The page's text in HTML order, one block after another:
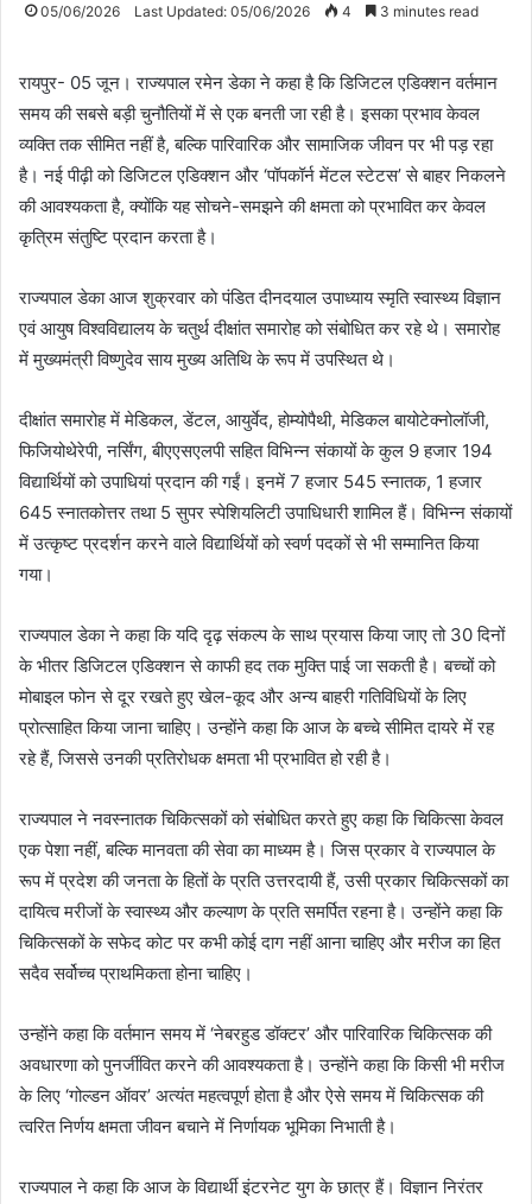
05/06/2026 Last Updated: 05/06/2026 4 3 minutes read
रायपुर- 05 जून। राज्यपाल रमेन डेका ने कहा है कि डिजिटल एडिक्शन वर्तमान
समय की सबसे बड़ी चुनौतियों में से एक बनती जा रही है। इसका प्रभाव केवल
व्यक्ति तक सीमित नहीं है, बल्कि पारिवारिक और सामाजिक जीवन पर भी पड़ रहा
है। नई पीढ़ी को डिजिटल एडिक्शन और ‘पॉपकॉर्न मेंटल स्टेटस’ से बाहर निकलने
की आवश्यकता है, क्योंकि यह सोचने-समझने की क्षमता को प्रभावित कर केवल
कृत्रिम संतुष्टि प्रदान करता है।
राज्यपाल डेका आज शुक्रवार काे पंडित दीनदयाल उपाध्याय स्मृति स्वास्थ्य विज्ञान
एवं आयुष विश्वविद्यालय के चतुर्थ दीक्षांत समारोह को संबोधित कर रहे थे। समारोह
में मुख्यमंत्री विष्णुदेव साय मुख्य अतिथि के रूप में उपस्थित थे।
दीक्षांत समारोह में मेडिकल, डेंटल, आयुर्वेद, होम्योपैथी, मेडिकल बायोटेक्नोलॉजी,
फिजियोथेरेपी, नर्सिंग, बीएएसएलपी सहित विभिन्न संकायों के कुल 9 हजार 194
विद्यार्थियों को उपाधियां प्रदान की गईं। इनमें 7 हजार 545 स्नातक, 1 हजार
645 स्नातकोत्तर तथा 5 सुपर स्पेशियलिटी उपाधिधारी शामिल हैं। विभिन्न संकायों
में उत्कृष्ट प्रदर्शन करने वाले विद्यार्थियों को स्वर्ण पदकों से भी सम्मानित किया
गया।
राज्यपाल डेका ने कहा कि यदि दृढ़ संकल्प के साथ प्रयास किया जाए तो 30 दिनों
के भीतर डिजिटल एडिक्शन से काफी हद तक मुक्ति पाई जा सकती है। बच्चों को
मोबाइल फोन से दूर रखते हुए खेल-कूद और अन्य बाहरी गतिविधियों के लिए
प्रोत्साहित किया जाना चाहिए। उन्होंने कहा कि आज के बच्चे सीमित दायरे में रह
रहे हैं, जिससे उनकी प्रतिरोधक क्षमता भी प्रभावित हो रही है।
राज्यपाल ने नवस्नातक चिकित्सकों को संबोधित करते हुए कहा कि चिकित्सा केवल
एक पेशा नहीं, बल्कि मानवता की सेवा का माध्यम है। जिस प्रकार वे राज्यपाल के
रूप में प्रदेश की जनता के हितों के प्रति उत्तरदायी हैं, उसी प्रकार चिकित्सकों का
दायित्व मरीजों के स्वास्थ्य और कल्याण के प्रति समर्पित रहना है। उन्होंने कहा कि
चिकित्सकों के सफेद कोट पर कभी कोई दाग नहीं आना चाहिए और मरीज का हित
सदैव सर्वोच्च प्राथमिकता होना चाहिए।
उन्होंने कहा कि वर्तमान समय में ‘नेबरहुड डॉक्टर’ और पारिवारिक चिकित्सक की
अवधारणा को पुनर्जीवित करने की आवश्यकता है। उन्होंने कहा कि किसी भी मरीज
के लिए ‘गोल्डन ऑवर’ अत्यंत महत्वपूर्ण होता है और ऐसे समय में चिकित्सक की
त्वरित निर्णय क्षमता जीवन बचाने में निर्णायक भूमिका निभाती है।
राज्यपाल ने कहा कि आज के विद्यार्थी इंटरनेट युग के छात्र हैं। विज्ञान निरंतर